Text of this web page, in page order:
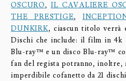
OSCURO, IL CAVALIERE
THE PRESTIGE,
DUNKIRK, ciascun titolo verrà
Dischi che include: il film in
Blu-ray™ e un disco Blu-ray™
fan del regista potranno, inoltre,
imperdibile cofanetto da 21